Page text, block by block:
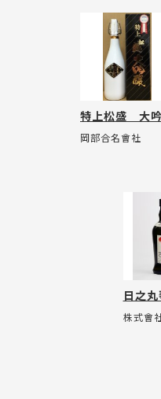
特上松盛 大
岡部合名會社
日之
株式會